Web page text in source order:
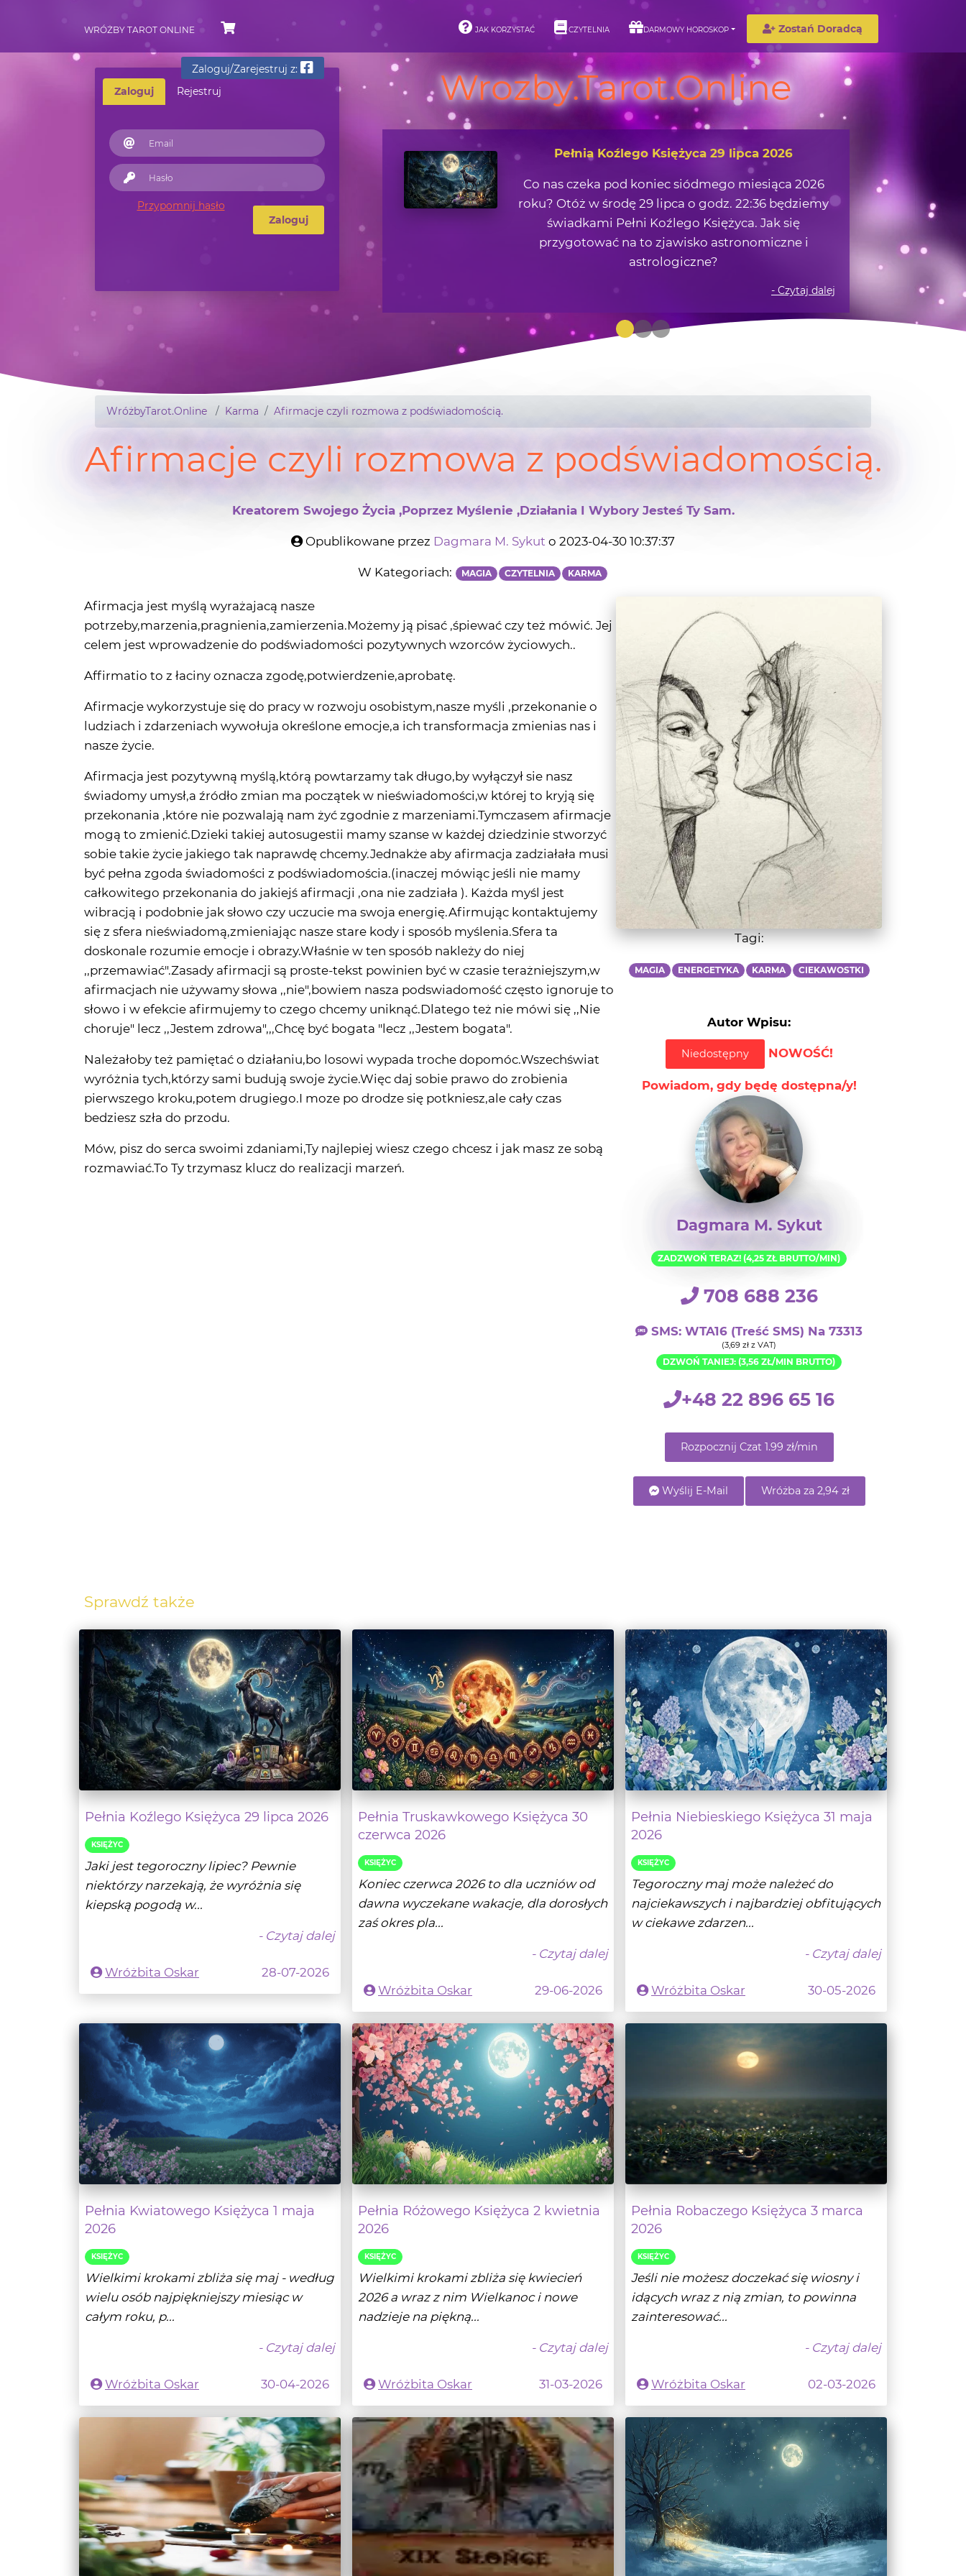
WRÓŻBY TAROT ONLINE JAK KORZYSTAĆ CZYTELNIA DARMOWY HOROSKOP Zostań Doradcą
Zaloguj Rejestruj
Zaloguj/Zarejestruj z:
Przypomnij hasło
Zaloguj
Wrozby.Tarot.Online
Asteroidy i ich wędrówka w okolicach Ziemi
Jaką lekcję życiową możemy zaczerpnąć z obserwacji
zjawisk na nocnym niebie?
- Czytaj dalej
Afirmacje czyli rozmowa z podświadomością.
Afirmacje czyli rozmowa z podświadomością.
Kreatorem Swojego Życia ,poprzez Myślenie ,działania I Wybory Jesteś Ty Sam.
potrzeby,marzenia,pragnienia,zamierzenia.Możemy ją pisać ,śpiewać czy też mówić. Jej
Affirmatio to z łaciny oznacza zgodę,potwierdzenie,aprobatę.
ludziach i zdarzeniach wywołuja określone emocje,a ich transformacja zmienias nas i
Afirmacja jest pozytywną myślą,którą powtarzamy tak długo,by wyłączył sie nasz
świadomy umysł,a źródło zmian ma początek w nieświadomości,w której to kryją się
mogą to zmienić.Dzieki takiej autosugestii mamy szanse w każdej dziedzinie stworzyć
sobie takie życie jakiego tak naprawdę chcemy.Jednakże aby afirmacja zadziałała musi
być pełna zgoda świadomości z podświadomościa.(inaczej mówiąc jeśli nie mamy
całkowitego przekonania do jakiejś afirmacji ,ona nie zadziała ). Każda myśl jest
wibracją i podobnie jak słowo czy uczucie ma swoja energię.Afirmując kontaktujemy
się z sfera nieświadomą,zmieniając nasze stare kody i sposób myślenia.Sfera ta
doskonale rozumie emocje i obrazy.Właśnie w ten sposób nakleży do niej
,,przemawiać".Zasady afirmacji są proste-tekst powinien być w czasie terażniejszym,w
afirmacjach nie używamy słowa ,,nie",bowiem nasza podswiadomość często ignoruje to
słowo i w efekcie afirmujemy to czego chcemy uniknąć.Dlatego też nie mówi się ,,Nie
choruje" lecz ,,Jestem zdrowa",,,Chcę być bogata "lecz ,,Jestem bogata".
Należałoby też pamiętać o działaniu,bo losowi wypada troche dopomóc.Wszechświat
wyróżnia tych,którzy sami budują swoje życie.Więc daj sobie prawo do zrobienia
bedziesz szła do przodu.
Mów, pisz do serca swoimi zdaniami,Ty najlepiej wiesz czego chcesz i jak masz ze sobą
rozmawiać.To Ty trzymasz klucz do realizacji marzeń.
Tagi:
ENERGETYKA CIEKAWOSTKI
Autor Wpisu:
Powiadom, gdy będę dostępna/y!
Dagmara M. Sykut
ZADZWOŃ TERAZ! (4,25 ZŁ BRUTTO/MIN)
708 688 236
(3,69 zł z VAT)
+48 22 896 65 16
Rozpocznij Czat 1.99 zł/min
Wyślij E-Mail Wróżba za 2,94 zł
Pełnia Koźlego Księżyca 29 lipca 2026
Jaki jest tegoroczny lipiec? Pewnie
niektórzy narzekają, że wyróżnia się
kiepską pogodą w...
- Czytaj dalej
Pełnia Truskawkowego Księżyca 30
czerwca 2026
KSIĘŻYC
Koniec czerwca 2026 to dla uczniów od
dawna wyczekane wakacje, dla dorosłych
zaś okres pla...
- Czytaj dalej
Pełnia Niebieskiego Księżyca 31 maja
2026
KSIĘŻYC
Tegoroczny maj może należeć do
najciekawszych i najbardziej obfitujących
w ciekawe zdarzen...
- Czytaj dalej
Pełnia Kwiatowego Księżyca 1 maja
2026
KSIĘŻYC
Wielkimi krokami zbliża się maj - według
wielu osób najpiękniejszy miesiąc w
całym roku, p...
- Czytaj dalej
Pełnia Różowego Księżyca 2 kwietnia
2026
KSIĘŻYC
Wielkimi krokami zbliża się kwiecień
2026 a wraz z nim Wielkanoc i nowe
nadzieje na piękną...
- Czytaj dalej
Pełnia Robaczego Księżyca 3 marca
2026
KSIĘŻYC
Jeśli nie możesz doczekać się wiosny i
idących wraz z nią zmian, to powinna
zainteresować...
- Czytaj dalej
Czy istnieje energia?
Psychologia i tarot - jak pracujemy
Pełnia Śnieżnego Księżyca 1 lutego